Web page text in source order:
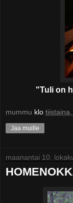
"Tuli on
mummu klo
Jaa muille
maanantai 10.